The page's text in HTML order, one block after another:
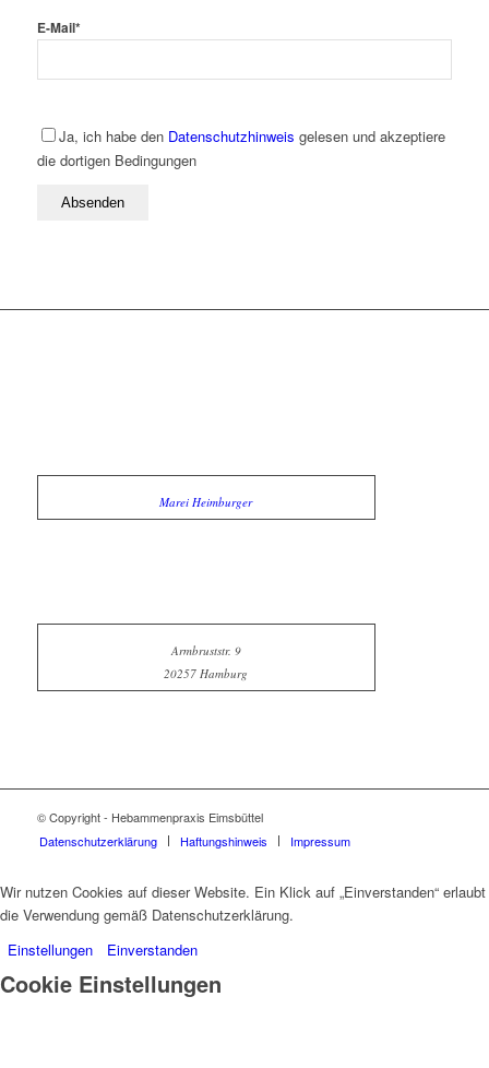
E-Mail*
Ja, ich habe den Datenschutzhinweis gelesen und akzeptiere
die dortigen Bedingungen
Marei Heimburger
Armbruststr. 9
20257 Hamburg
© Copyright - Hebammenpraxis Eimsbüttel
Datenschutzerklärung
Haftungshinweis Impressum
Wir nutzen Cookies auf dieser Website. Ein Klick auf „Einverstanden“ erlaubt
die Verwendung gemäß Datenschutzerklärung.
Einstellungen
Einverstanden
Cookie Einstellungen